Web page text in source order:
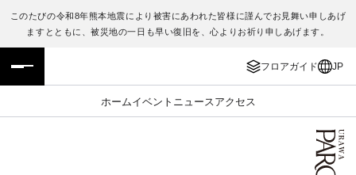
このたびの令和8年熊本地震により被害にあわれた皆様に謹んでお見舞い申しあげ
ますとともに、被災地の一日も早い復旧を、心よりお祈り申しあげます。
フロアガイド JP
ホームイベント ニュース アクセス
フロアガイド
施設案内・アクセス
ENGLISH
繁体字